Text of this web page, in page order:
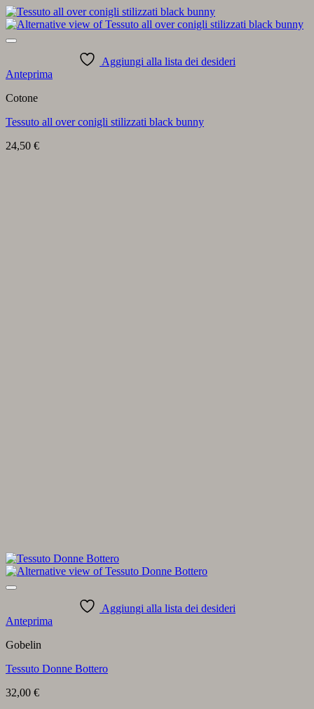
Aggiungi alla lista dei desideri
Anteprima
Cotone
Tessuto all over conigli stilizzati black bunny
24,50 €
Aggiungi alla lista dei desideri
Anteprima
Gobelin
Tessuto Donne Bottero
32,00 €